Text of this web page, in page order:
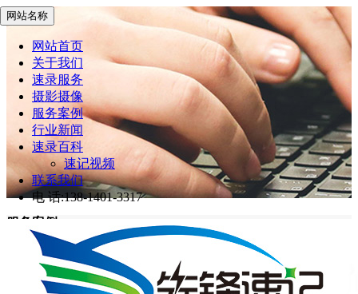
网站名称
网站首页
关于我们
速录服务
摄影摄像
服务案例
行业新闻
速录百科
速记视频
联系我们
电 话:138-1401-3317
服务案例
先锋速记> 服务案例
网站首页